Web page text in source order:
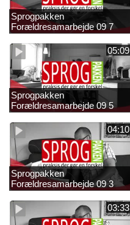
Sprogpakken
Forældresamarbejde 09 7
05:09
Sprogpakken
Forældresamarbejde 09 5
04:10
Sprogpakken
Forældresamarbejde 09 3
03:33